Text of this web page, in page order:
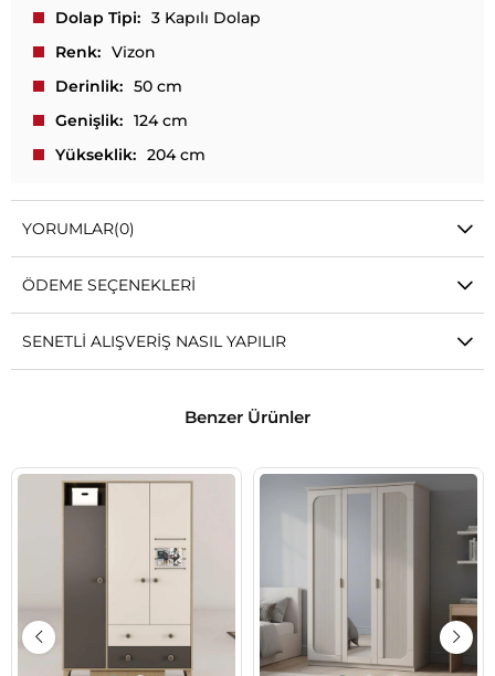
Dolap Tipi
3 Kapılı Dolap
Renk
Vizon
Derinlik
50 cm
Genişlik
124 cm
Yükseklik
204 cm
YORUMLAR(0)
ÖDEME SEÇENEKLERI
SENETLI ALIŞVERIŞ NASIL YAPILIR
Benzer Ürünler